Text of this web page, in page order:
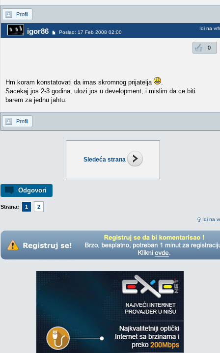
Sledeća strana
Odgovori
Strana: 1 2
Idi na
Profil
igor86 Poslao: 17 Feb 2008 02:00
Idi na vrh
0
Hm koram konstatovati da imas skromnog prijatelja
.
Sacekaj jos 2-3 godina, ulozi jos u development, i mislim da ce biti
barem za jednu jahtu.
Profil